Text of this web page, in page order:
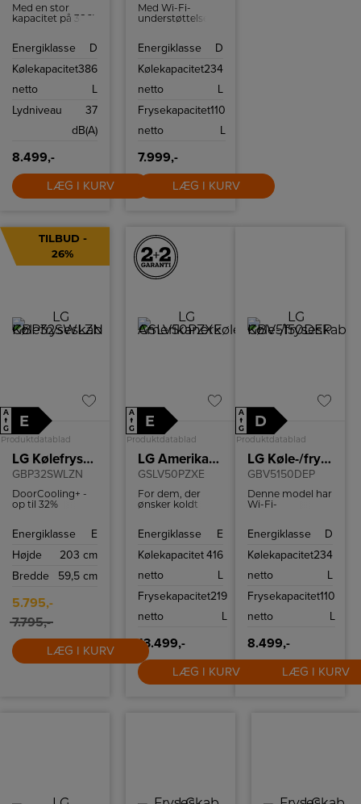
Med en stor
kapacitet på 386L
plads til alle dine
Energiklasse
D
Kølekapacitet
netto
386
L
Lydniveau
37
dB(A)
8.499,-
LÆG I KURV
Med Wi-Fi-
understøttelse,
smartphone og
kan du fjernstyre
så dit kabinet er
behov.
Energiklasse
D
Kølekapacitet
netto
234
L
Frysekapacitet
netto
110
L
7.999,-
LÆG I KURV
TILBUD -
26%
A
↑
G
E
Produktdatablad
LG Kølefryseskab
GBP32SWLZN
DoorCooling+ -
op til 32%
mere jævn
overalt.
øverst i
hjælper til at
holde en
konstant
temperatur og
holder dermed
dine madvarer
friske.
Energiklasse
E
Højde
203 cm
Bredde
59,5 cm
5.795,-
7.795,-
LÆG I KURV
A
↑
G
E
Produktdatablad
LG Amerikanerkøleskab
GSLV50PZXE
For dem, der
ønsker koldt
model en fast
Energiklasse
E
Kølekapacitet
netto
416
L
Frysekapacitet
netto
219
L
13.499,-
LÆG I KURV
A
↑
G
D
Produktdatablad
LG Køle-/fryseskab
GBV5150DEP
Denne model har
Wi-Fi-
kompatibel
LG ThinQ™-app
tilpasset dine
Energiklasse
D
Kølekapacitet
netto
234
L
Frysekapacitet
netto
110
L
8.499,-
LÆG I KURV